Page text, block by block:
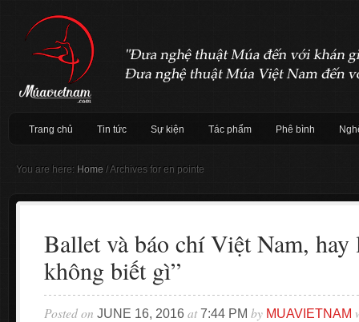
Trang chủ Tin tức Sự kiện Tác phẩm Phê bình
You are here: Home /Archives for en pointe
Ballet và báo chí Việt Nam, hay
không biết gì”
Posted on JUNE 16, 2016 at7:44 PM by MUAVIETNAM